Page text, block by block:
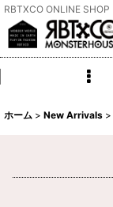
RBTXCO ONLINE SHOP
ホーム > New Arrivals >